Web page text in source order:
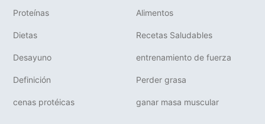
Proteínas Alimentos
Dietas Recetas Saludables
Desayuno entrenamiento de fuerza
Definición Perder grasa
cenas protéicas ganar masa muscular